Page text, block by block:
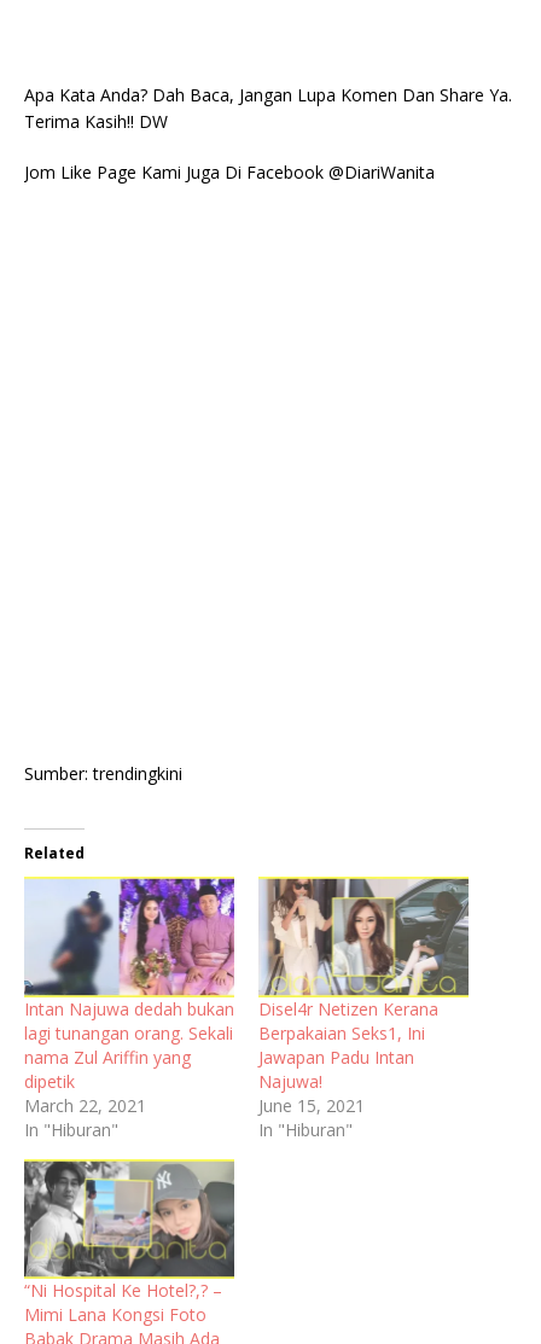
Apa Kata Anda? Dah Baca, Jangan Lupa Komen Dan Share Ya.
Terima Kasih!! DW
Jom Like Page Kami Juga Di Facebook @DiariWanita
Sumber: trendingkini
Related
Intan Najuwa dedah bukan
lagi tunangan orang. Sekali
nama Zul Ariffin yang
dipetik
March 22, 2021
In "Hiburan"
Disel4r Netizen Kerana
Berpakaian Seks1, Ini
Jawapan Padu Intan
Najuwa!
June 15, 2021
In "Hiburan"
“Ni Hospital Ke Hotel?,? –
Mimi Lana Kongsi Foto
Babak Drama Masih Ada